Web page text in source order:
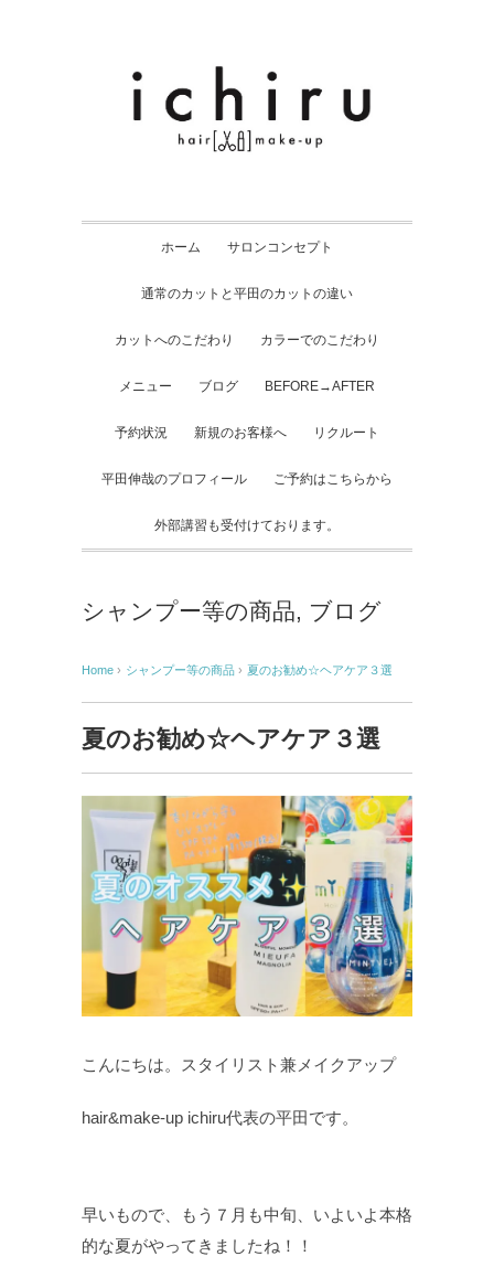
ホーム サロンコンセプト
通常のカットと平田のカットの違い
カットへのこだわり カラーでのこだわり
メニュー ブログ BEFORE→AFTER
予約状況 新規のお客様へ リクルート
平田伸哉のプロフィール ご予約はこちらから
外部講習も受付けております。
シャンプー等の商品, ブログ
Home › シャンプー等の商品 › 夏のお勧め☆ヘアケア３選
夏のお勧め☆ヘアケア３選
こんにちは。スタイリスト兼メイクアップ
hair&make-up ichiru代表の平田です。
早いもので、もう７月も中旬、いよいよ本格
的な夏がやってきましたね！！